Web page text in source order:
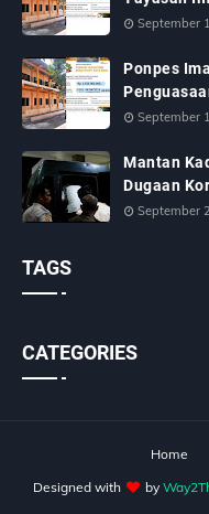
September
Ponpes
September
Mantan
Dugaan
September
TAGS
CATEGORIES
Home
Designed with
by